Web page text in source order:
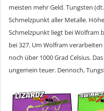
meisten mehr Geld. Tungsten
Schmelzpunkt aller Metalle.
Schmelzpunkt liegt bei Wolfram
bei 327. Um Wolfram
noch über 1000 Grad Celsius.
ungemein teuer. Dennoch,